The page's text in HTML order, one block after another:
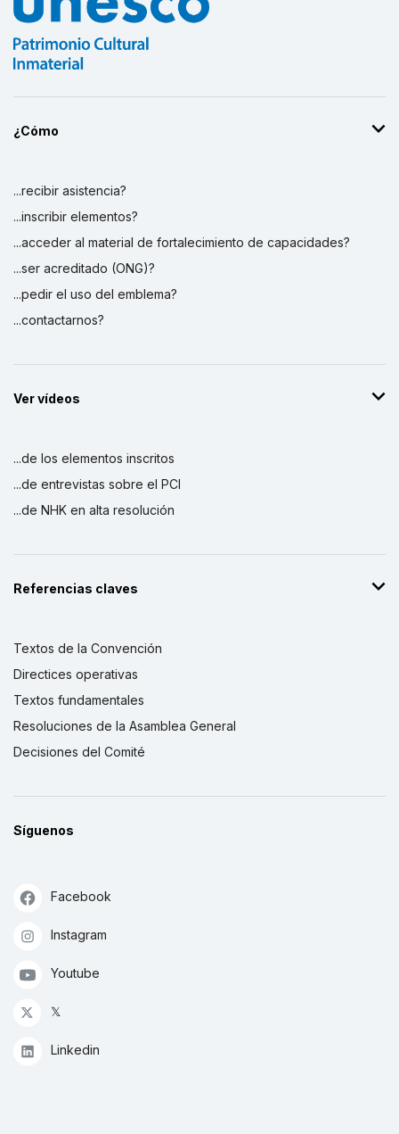
¿Cómo
...recibir asistencia?
...inscribir elementos?
...acceder al material de fortalecimiento de capacidades?
...ser acreditado (ONG)?
...pedir el uso del emblema?
...contactarnos?
Ver vídeos
...de los elementos inscritos
...de entrevistas sobre el PCI
...de NHK en alta resolución
Referencias claves
Textos de la Convención
Directices operativas
Textos fundamentales
Resoluciones de la Asamblea General
Decisiones del Comité
Síguenos
Facebook
Instagram
Youtube
𝕏
Linkedin